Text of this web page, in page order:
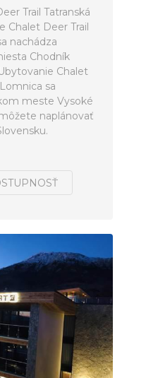
Trail Tatranská
Chalet Deer Trail
nachádza
Chodník
Chalet
sa
meste Vysoké
naplánovať